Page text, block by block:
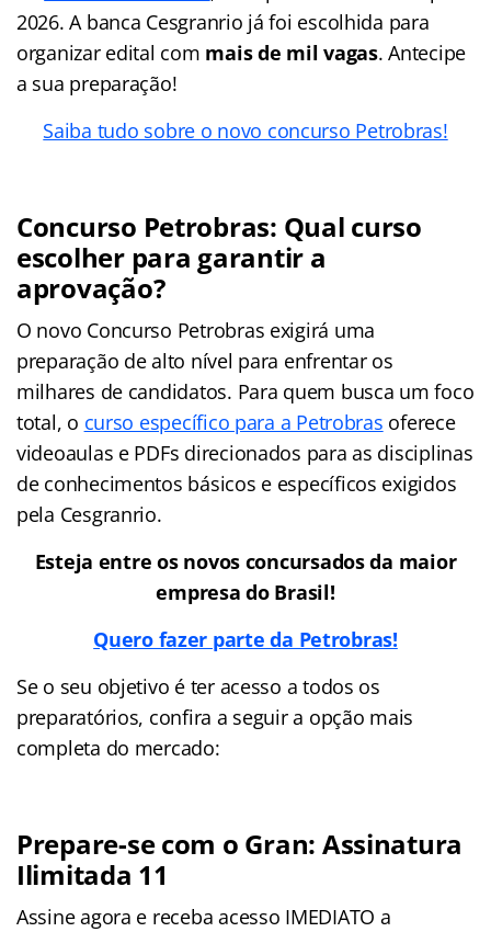
2026. A banca Cesgranrio já foi escolhida para
organizar edital com mais de mil vagas. Antecipe
a sua preparação!
Saiba tudo sobre o novo concurso Petrobras!
Concurso Petrobras: Qual curso
escolher para garantir a
aprovação?
O novo Concurso Petrobras exigirá uma
preparação de alto nível para enfrentar os
milhares de candidatos. Para quem busca um foco
total, o curso específico para a Petrobras oferece
videoaulas e PDFs direcionados para as disciplinas
de conhecimentos básicos e específicos exigidos
pela Cesgranrio.
Esteja entre os novos concursados da maior
empresa do Brasil!
Quero fazer parte da Petrobras!
Se o seu objetivo é ter acesso a todos os
preparatórios, confira a seguir a opção mais
completa do mercado:
Prepare-se com o Gran: Assinatura
Ilimitada 11
Assine agora e receba acesso IMEDIATO a